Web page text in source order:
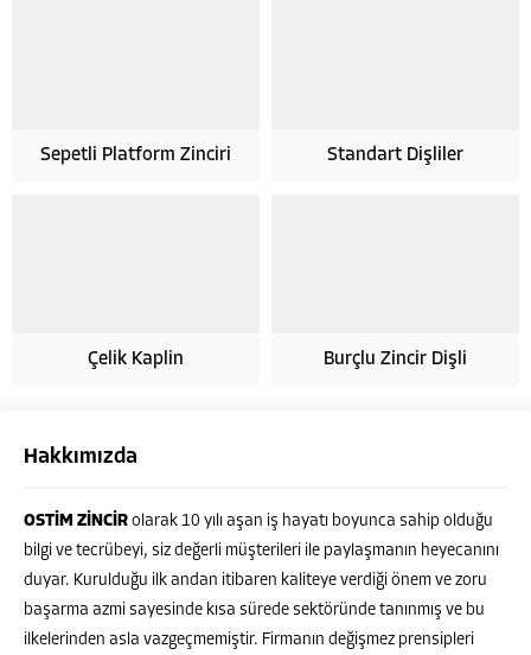
Sepetli Platform Zinciri Standart Dişliler
Çelik Kaplin Burçlu Zincir Dişli
Hakkımızda
OSTİM ZİNCİR olarak 10 yılı aşan iş hayatı boyunca sahip olduğu
bilgi ve tecrübeyi, siz değerli müşterileri ile paylaşmanın heyecanını
duyar. Kurulduğu ilk andan itibaren kaliteye verdiği önem ve zoru
başarma azmi sayesinde kısa sürede sektöründe tanınmış ve bu
ilkelerinden asla vazgeçmemiştir. Firmanın değişmez prensipleri